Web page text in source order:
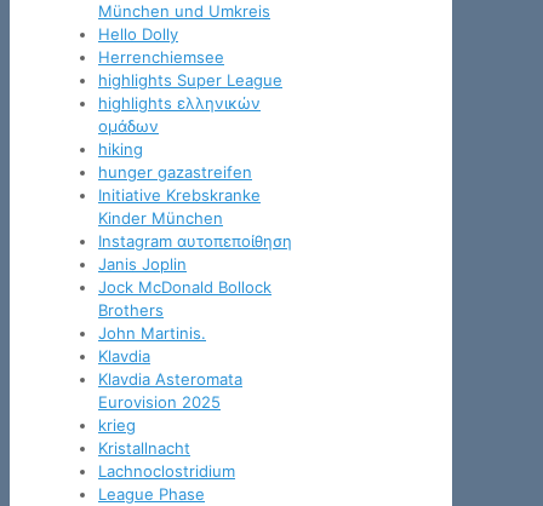
München und Umkreis
Hello Dolly
Herrenchiemsee
highlights Super League
highlights ελληνικών
ομάδων
hiking
hunger gazastreifen
Initiative Krebskranke
Kinder München
Instagram αυτοπεποίθηση
Janis Joplin
Jock McDonald Bollock
Brothers
John Martinis.
Klavdia
Klavdia Asteromata
Eurovision 2025
krieg
Kristallnacht
Lachnoclostridium
League Phase